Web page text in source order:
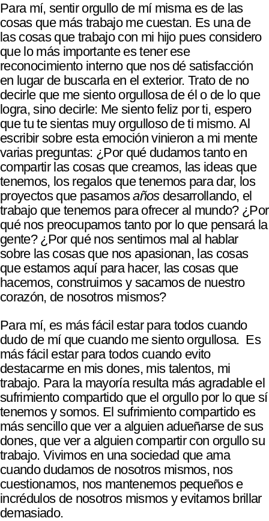
Para mí, sentir orgullo de mí misma es de las
cosas que más trabajo me cuestan. Es una de
las cosas que trabajo con mi hijo pues considero
que lo más importante es tener ese
reconocimiento interno que nos dé satisfacción
en lugar de buscarla en el exterior. Trato de no
decirle que me siento orgullosa de él o de lo que
logra, sino decirle: Me siento feliz por ti, espero
que tu te sientas muy orgulloso de ti mismo. Al
escribir sobre esta emoción vinieron a mi mente
varias preguntas: ¿Por qué dudamos tanto en
compartir las cosas que creamos, las ideas que
tenemos, los regalos que tenemos para dar, los
proyectos que pasamosañosdesarrollando, el
trabajo que tenemos para ofrecer al mundo? ¿Por
qué nos preocupamos tanto por lo que pensará la
gente? ¿Por qué nos sentimos mal al hablar
sobre las cosas que nos apasionan, las cosas
que estamos aquí para hacer, las cosas que
hacemos, construimos y sacamos de nuestro
corazón, de nosotros mismos?
Para mí, es más fácil estar para todos cuando
dudo de mí que cuando me siento orgullosa. Es
más fácil estar para todos cuando evito
destacarme en mis dones, mis talentos, mi
trabajo. Para la mayoría resulta más agradable el
sufrimiento compartido que el orgullo por lo que sí
tenemos y somos. El sufrimiento compartido es
más sencillo que ver a alguien adueñarse de sus
dones, que ver a alguien compartir con orgullo su
trabajo. Vivimos en una sociedad que ama
cuando dudamos de nosotros mismos, nos
cuestionamos, nos mantenemos pequeños e
incrédulos de nosotros mismos y evitamos brillar
demasiado.